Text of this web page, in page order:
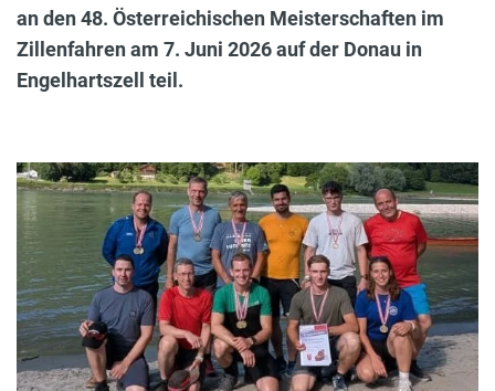
an den 48. Österreichischen Meisterschaften im
Zillenfahren am 7. Juni 2026 auf der Donau in
Engelhartszell teil.